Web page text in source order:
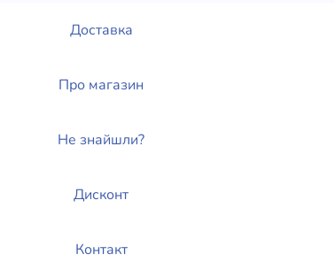
Доставка
Про магазин
Не знайшли?
Дисконт
Контакт